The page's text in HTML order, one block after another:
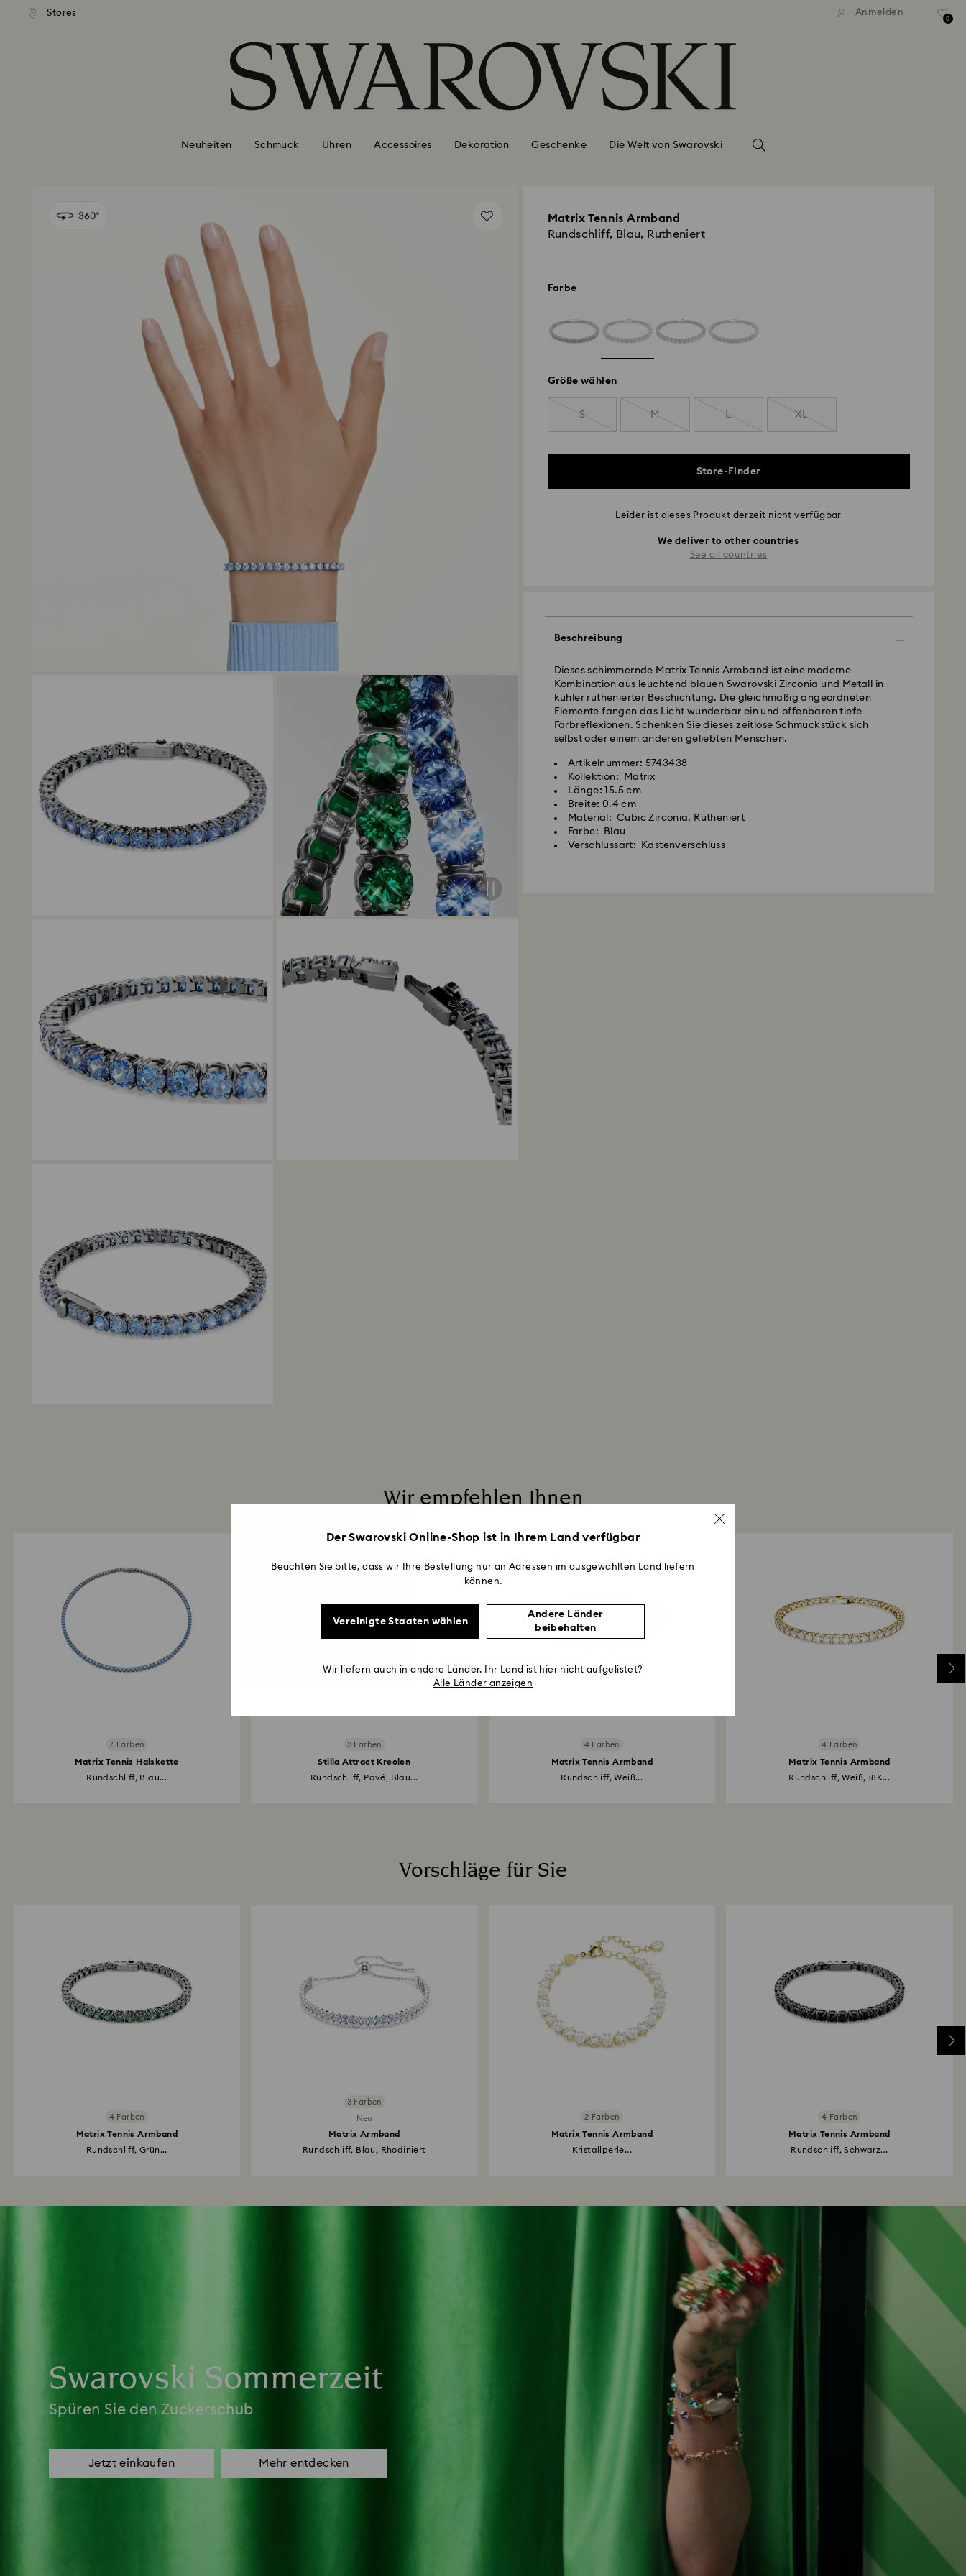
Liste Tastaturkürzel
Stores Anmelden
0
Neuheiten Schmuck Uhren Accessoires Dekoration Geschenke Die Welt von Swarovski
Matrix Tennis Armband
Rundschliff, Blau, Rutheniert
Farbe
Größe wählen
S M L XL
Store-Finder
Leider ist dieses Produkt derzeit nicht verfügbar
We deliver to other countries
See all countries
Beschreibung
Dieses schimmernde Matrix Tennis Armband ist eine moderne
Kombination aus leuchtend blauen Swarovski Zirconia und Metall in
kühler ruthenierter Beschichtung. Die gleichmäßig angeordneten
Elemente fangen das Licht wunderbar ein und offenbaren tiefe
Farbreflexionen. Schenken Sie dieses zeitlose Schmuckstück sich
selbst oder einem anderen geliebten Menschen.
Artikelnummer: 5743438
Kollektion: Matrix
Länge: 15.5 cm
Breite: 0.4 cm
Material: Cubic Zirconia, Rutheniert
Farbe: Blau
Verschlussart: Kastenverschluss
Wir empfehlen Ihnen
7 Farben
Matrix Tennis Halskette
Rundschliff, Blau...
3 Farben
Stilla Attract Kreolen
Rundschliff, Pavé, Blau...
4 Farben
Matrix Tennis Armband
Rundschliff, Weiß...
4 Farben
Matrix Tennis Armband
Rundschliff, Weiß, 18K...
Vorschläge für Sie
4 Farben
Matrix Tennis Armband
Rundschliff, Grün...
3 Farben
Neu
Matrix Armband
Rundschliff, Blau, Rhodiniert
2 Farben
Matrix Tennis Armband
Kristallperle...
4 Farben
Matrix Tennis Armband
Rundschliff, Schwarz...
Swarovski Sommerzeit
Spüren Sie den Zuckerschub
Jetzt einkaufen Mehr entdecken
Der Swarovski Online-Shop ist in Ihrem Land verfügbar
Beachten Sie bitte, dass wir Ihre Bestellung nur an Adressen im ausgewählten Land liefern
können.
Vereinigte Staaten wählen
Andere Länder
beibehalten
Wir liefern auch in andere Länder. Ihr Land ist hier nicht aufgelistet?
Alle Länder anzeigen